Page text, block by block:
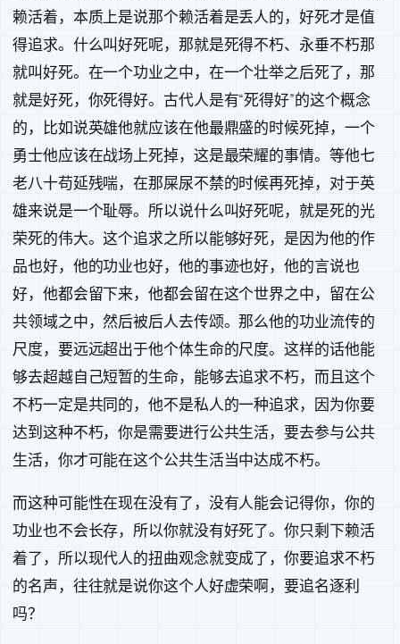
赖活着，本质上是说那个赖活着是丢人的，好死才是值
得追求。什么叫好死呢，那就是死得不朽、永垂不朽那
就叫好死。在一个功业之中，在一个壮举之后死了，那
就是好死，你死得好。古代人是有“死得好”的这个概念
的，比如说英雄他就应该在他最鼎盛的时候死掉，一个
勇士他应该在战场上死掉，这是最荣耀的事情。等他七
老八十苟延残喘，在那屎尿不禁的时候再死掉，对于英
雄来说是一个耻辱。所以说什么叫好死呢，就是死的光
荣死的伟大。这个追求之所以能够好死，是因为他的作
品也好，他的功业也好，他的事迹也好，他的言说也
好，他都会留下来，他都会留在这个世界之中，留在公
共领域之中，然后被后人去传颂。那么他的功业流传的
尺度，要远远超出于他个体生命的尺度。这样的话他能
够去超越自己短暂的生命，能够去追求不朽，而且这个
不朽一定是共同的，他不是私人的一种追求，因为你要
达到这种不朽，你是需要进行公共生活，要去参与公共
生活，你才可能在这个公共生活当中达成不朽。
而这种可能性在现在没有了，没有人能会记得你，你的
功业也不会长存，所以你就没有好死了。你只剩下赖活
着了，所以现代人的扭曲观念就变成了，你要追求不朽
的名声，往往就是说你这个人好虚荣啊，要追名逐利
吗？